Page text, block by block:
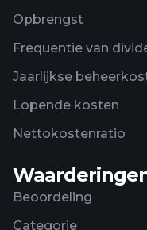
Opbrengst
Frequentie van
Jaarlijkse
Lopende kosten
Nettokostenratio
Beoordeling
Categorie